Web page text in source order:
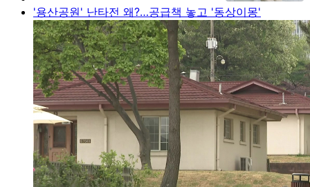
'용산공원' 난타전 왜?…공급책 놓고 '동상이몽'